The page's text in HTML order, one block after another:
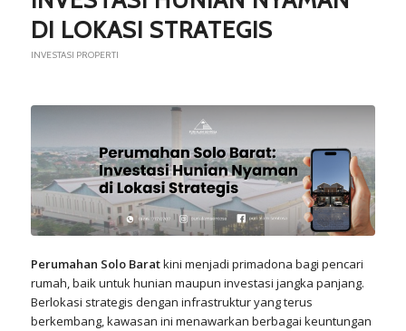
DI LOKASI STRATEGIS
INVESTASI PROPERTI
Perumahan Solo Baratkini menjadi primadona bagi pencari
rumah, baik untuk hunian maupun investasi jangka panjang.
Berlokasi strategis dengan infrastruktur yang terus
berkembang, kawasan ini menawarkan berbagai keuntungan